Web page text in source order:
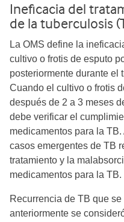
Ineficacia del
de la tuberculosis
La OMS define la
cultivo o frotis de esputo
posteriormente durante el
Cuando el cultivo o frotis
después de 2 a 3 meses
debe verificar el
medicamentos para la
casos emergentes de TB
tratamiento y la
medicamentos para la TB.
Recurrencia de TB que
anteriormente se